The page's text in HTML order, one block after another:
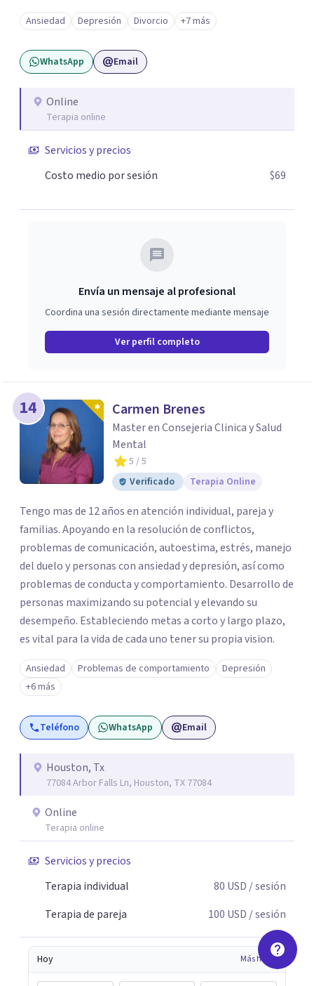
Ansiedad Depresión Divorcio +7 más
WhatsApp Email
Online
Terapia online
Servicios y precios
Costo medio por sesión
$69
Envía un mensaje al profesional
Coordina una sesión directamente mediante mensaje
Ver perfil completo
14 Carmen Brenes
Master en Consejeria Clinica y Salud
Mental
5 / 5
Verificado
Terapia Online
Tengo mas de 12 años en atención individual, pareja y
familias. Apoyando en la resolución de conflictos,
problemas de comunicación, autoestima, estrés, manejo
del duelo y personas con ansiedad y depresión, así como
problemas de conducta y comportamiento. Desarrollo de
personas maximizando su potencial y elevando su
desempeño. Estableciendo metas a corto y largo plazo,
es vital para la vida de cada uno tener su propia vision.
Ansiedad Problemas de comportamiento
Depresión
+6 más
Teléfono WhatsApp Email
Houston, Tx
77084 Arbor Falls Ln, Houston, TX 77084
Online
Terapia online
Servicios y precios
Terapia individual
80 USD / sesión
Terapia de pareja
100 USD / sesión
Hoy Más horas